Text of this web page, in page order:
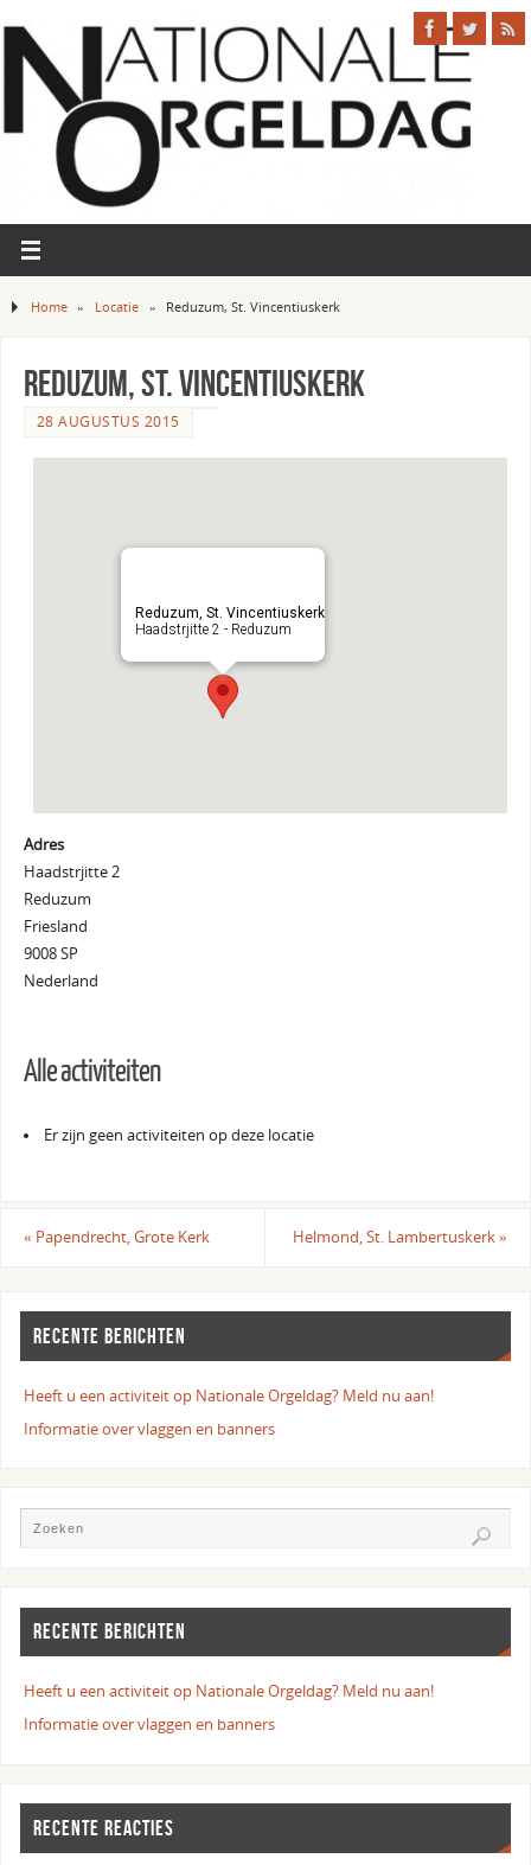
Home » Locatie » Reduzum, St. Vincentiuskerk
Reduzum, St. Vincentiuskerk
28 AUGUSTUS 2015
Reduzum, St. Vincentiuskerk
Haadstrjitte 2 - Reduzum
Adres
Haadstrjitte 2
Reduzum
Friesland
9008 SP
Nederland
Alle activiteiten
Er zijn geen activiteiten op deze locatie
« Papendrecht, Grote Kerk Helmond, St. Lambertuskerk»
RECENTE BERICHTEN
Heeft u een activiteit op Nationale Orgeldag? Meld nu aan!
Informatie over vlaggen en banners
RECENTE BERICHTEN
Heeft u een activiteit op Nationale Orgeldag? Meld nu aan!
Informatie over vlaggen en banners
RECENTE REACTIES